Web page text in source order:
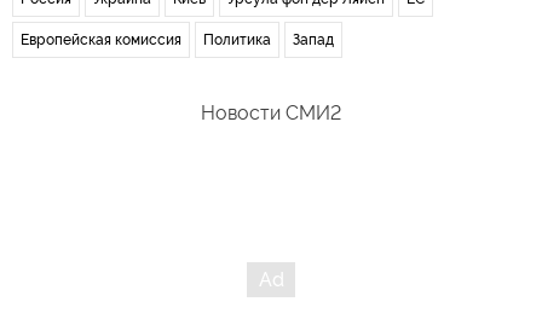
Европейская комиссия Политика Запад
Новости СМИ2